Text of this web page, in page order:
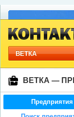
ВЕТКА
ВЕТКА —
Предприятия